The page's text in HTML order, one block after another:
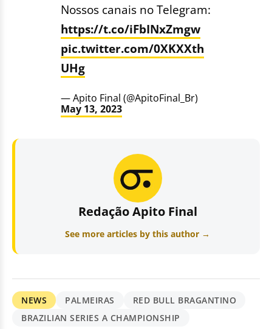
Nossos canais no Telegram:
https://t.co/iFbINxZmgw
pic.twitter.com/0XKXXth
UHg
— Apito Final (@ApitoFinal_Br)
May 13, 2023
Redação Apito Final
See more articles by this author →
NEWS PALMEIRAS
RED BULL BRAGANTINO
BRAZILIAN SERIES A CHAMPIONSHIP